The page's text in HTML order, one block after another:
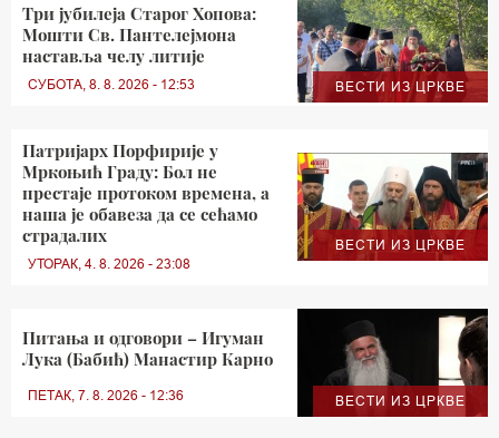
ВЕСТИ ИЗ ЦРКВЕ
Три јубилеја Старог Хопова:
Мошти Св. Пантелејмона
наставља челу литије
СУБОТА, 8. 8. 2026 - 12:53
ВЕСТИ ИЗ ЦРКВЕ
Патријарх Порфирије у
Мркоњић Граду: Бол не
престаје протоком времена, а
наша је обавеза да се сећамо
страдалих
УТОРАК, 4. 8. 2026 - 23:08
ВЕСТИ ИЗ ЦРКВЕ
Питања и одговори – Игуман
Лука (Бабић) Манастир Карно
ПЕТАК, 7. 8. 2026 - 12:36